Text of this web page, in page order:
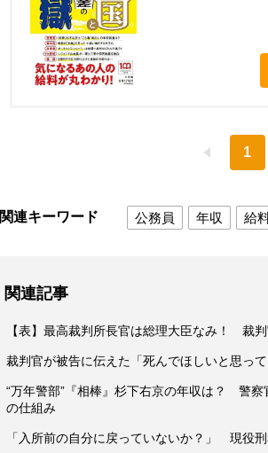
1
関連キーワード 公務員 年収 給
関連記事
【表】最高裁判所長官は総理大臣なみ！ 裁
裁判官が被告に伝えた「死んでほしいと思っ
“万年警部”『相棒』杉下右京の年収は？ 警
の仕組み
「入所前の自分に戻っていないか？」 現役